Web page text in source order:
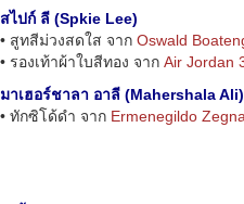
สไปก์ ลี (Spkie Lee)
• สูทสีม่วงสดใส จาก Oswald
• รองเท้าผ้าใบสีทอง จาก Air Jordan
มาเฮอร์ชาลา อาลี (Mahershala Ali)
• ทักซิโด้ดำ จาก Ermenegildo